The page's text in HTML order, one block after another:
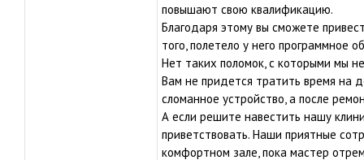
повышают свою квалификацию.
Благодаря этому вы сможете
того, полетело у него программное
Нет таких поломок, с которыми мы
Вам не придется тратить время на
сломанное устройство, а после
А если решите навестить нашу
приветствовать. Наши приятные
комфортном зале, пока мастер